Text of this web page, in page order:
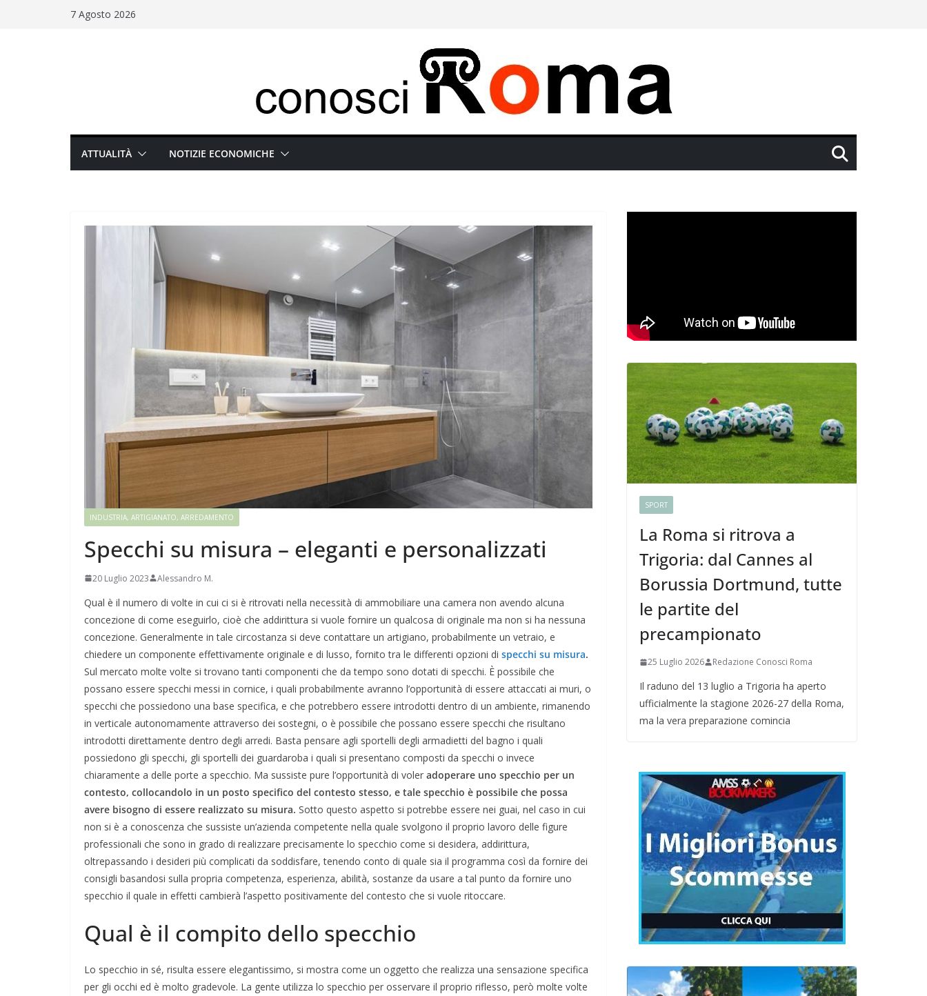
7 Agosto 2026
ATTUALITÀ NOTIZIE ECONOMICHE
INDUSTRIA, ARTIGIANATO, ARREDAMENTO
Specchi su misura – eleganti e personalizzati
20 Luglio 2023 Alessandro M.
Qual è il numero di volte in cui ci si è ritrovati nella necessità di ammobiliare una camera non avendo alcuna
concezione di come eseguirlo, cioè che addirittura si vuole fornire un qualcosa di originale ma non si ha nessuna
concezione. Generalmente in tale circostanza si deve contattare un artigiano, probabilmente un vetraio, e
chiedere un componente effettivamente originale e di lusso, fornito tra le differenti opzioni di specchi su misura.
Sul mercato molte volte si trovano tanti componenti che da tempo sono dotati di specchi. È possibile che
possano essere specchi messi in cornice, i quali probabilmente avranno l’opportunità di essere attaccati ai muri, o
specchi che possiedono una base specifica, e che potrebbero essere introdotti dentro di un ambiente, rimanendo
in verticale autonomamente attraverso dei sostegni, o è possibile che possano essere specchi che risultano
introdotti direttamente dentro degli arredi. Basta pensare agli sportelli degli armadietti del bagno i quali
possiedono gli specchi, gli sportelli dei guardaroba i quali si presentano composti da specchi o invece
chiaramente a delle porte a specchio. Ma sussiste pure l’opportunità di voler adoperare uno specchio per un
contesto, collocandolo in un posto specifico del contesto stesso, e tale specchio è possibile che possa
avere bisogno di essere realizzato su misura. Sotto questo aspetto si potrebbe essere nei guai, nel caso in cui
non si è a conoscenza che sussiste un’azienda competente nella quale svolgono il proprio lavoro delle figure
professionali che sono in grado di realizzare precisamente lo specchio come si desidera, addirittura,
oltrepassando i desideri più complicati da soddisfare, tenendo conto di quale sia il programma così da fornire dei
consigli basandosi sulla propria competenza, esperienza, abilità, sostanze da usare a tal punto da fornire uno
specchio il quale in effetti cambierà l’aspetto positivamente del contesto che si vuole ritoccare.
Qual è il compito dello specchio
Lo specchio in sé, risulta essere elegantissimo, si mostra come un oggetto che realizza una sensazione specifica
per gli occhi ed è molto gradevole. La gente utilizza lo specchio per osservare il proprio riflesso, però molte volte
SPORT
La Roma si ritrova a
Trigoria: dal Cannes al
Borussia Dortmund, tutte
le partite del
precampionato
25 Luglio 2026 Redazione Conosci Roma
Il raduno del 13 luglio a Trigoria ha aperto
ufficialmente la stagione 2026-27 della Roma,
ma la vera preparazione comincia